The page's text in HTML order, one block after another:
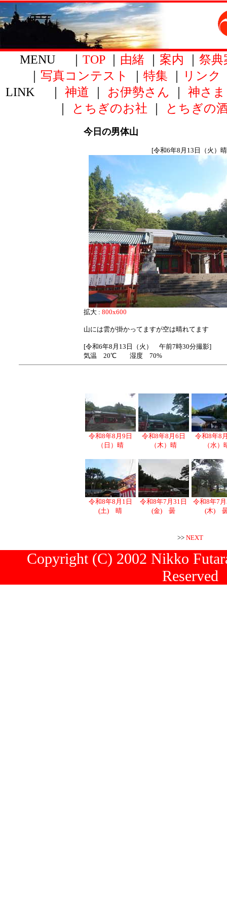
MENU ｜ TOP｜ 由緒 案内
祭典
写真コンテスト 特集 リンク
LINK ｜ 神道 お伊勢さん 神さま
とちぎのお社 とちぎの
今日の男体山
[令和6年8月13日（火）
拡大 : 800x600
山には雲が掛かってますが空は晴れてます
[令和6年8月13日（火） 午前7時30分撮影]
気温 20℃ 湿度 70%
令和8年8月9日
（日）晴
令和8年8月6日
（木）晴
令和8年8
（水）
令和8年8月1日
(土) 晴
令和8年7月31日
(金) 曇
令和8年7
(木)
>> NEXT
Copyright (C) 2002 Nikko
Reserved